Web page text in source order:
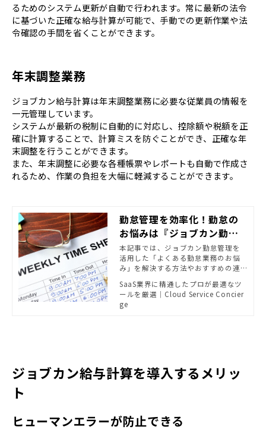
るためのシステム更新が自動で行われます。常に最新の法令
に基づいた正確な給与計算が可能で、手動での更新作業や法
令確認の手間を省くことができます。
年末調整業務
ジョブカン給与計算は年末調整業務に必要な従業員の情報を
一元管理しています。
システムが最新の税制に自動的に対応し、控除額や税額を正
確に計算することで、計算ミスを防ぐことができ、正確な年
末調整を行うことができます。
また、年末調整に必要な各種帳票やレポートも自動で作成さ
れるため、作業の負担を大幅に軽減することができます。
勤怠管理を効率化！勤怠の
お悩みは『ジョブカン勤怠
管理』で解決 | SaaS業界に
精通したプロが最適なツー
ルを厳選｜Cloud Service
Concierge
本記事では、ジョブカン勤怠管理を
活用した「よくある勤怠業務のお悩
み」を解決する方法やおすすめの連
SaaS業界に精通したプロが最適なツ
ールを厳選｜Cloud Service Concier
ge
ジョブカン給与計算を導入するメリッ
ト
ヒューマンエラーが防止できる